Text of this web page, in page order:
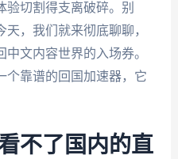
验切割得支离破碎。别
，我们就来彻底聊聊，
文内容世界的入场券。
个靠谱的回国加速器，它
不了国内的直